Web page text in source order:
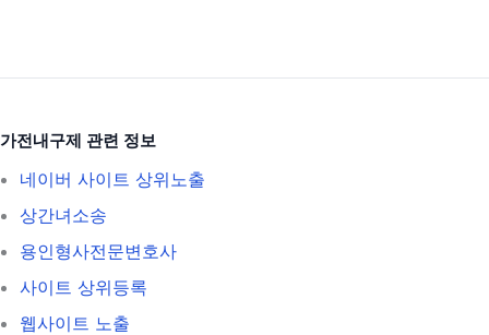
가전내구제 관련 정보
네이버 사이트 상위노출
상간녀소송
용인형사전문변호사
사이트 상위등록
웹사이트 노출